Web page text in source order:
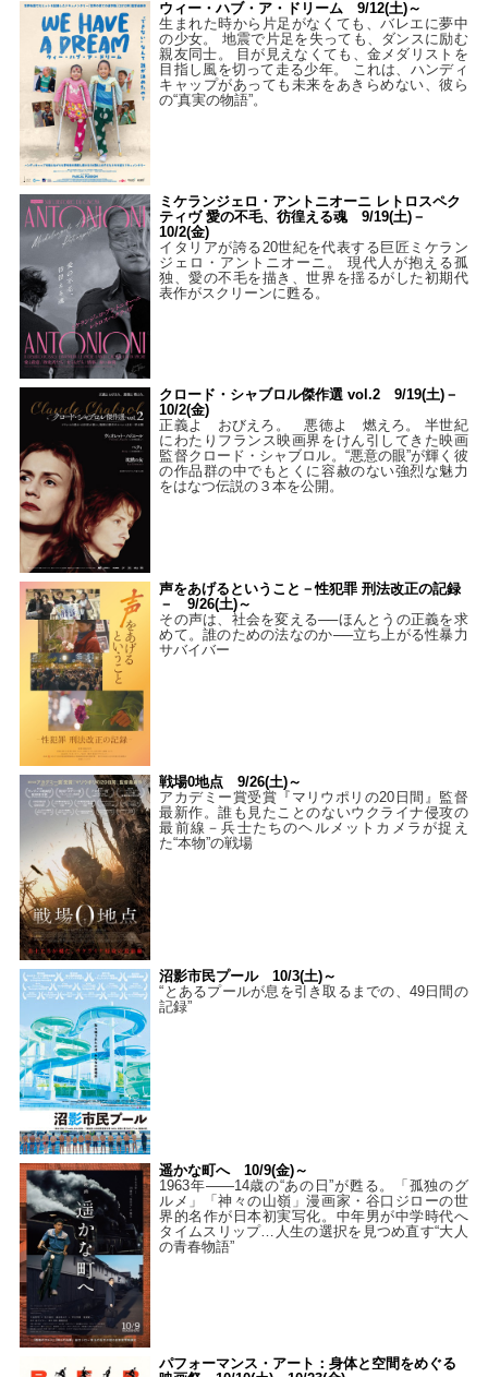
ウィー・ハブ・ア・ドリーム 9/12(土)～
生まれた時から片足がなくても、バレエに夢中
の少女。 地震で片足を失っても、ダンスに励む
親友同士。 目が見えなくても、金メダリストを
目指し風を切って走る少年。 これは、ハンディ
キャップがあっても未来をあきらめない、彼ら
の“真実の物語”。
ミケランジェロ・アントニオーニ レトロスペク
ティヴ 愛の不毛、彷徨える魂 9/19(土)－
10/2(金)
イタリアが誇る20世紀を代表する巨匠ミケラン
ジェロ・アントニオーニ。 現代人が抱える孤
独、愛の不毛を描き、世界を揺るがした初期代
表作がスクリーンに甦る。
クロード・シャブロル傑作選 vol.2 9/19(土)－
10/2(金)
正義よ おびえろ。 悪徳よ 燃えろ。 半世紀
にわたりフランス映画界をけん引してきた映画
監督クロード・シャブロル。“悪意の眼”が輝く彼
の作品群の中でもとくに容赦のない強烈な魅力
をはなつ伝説の３本を公開。
声をあげるということ－性犯罪 刑法改正の記録
－ 9/26(土)～
その声は、社会を変える──ほんとうの正義を求
めて。誰のための法なのか──立ち上がる性暴力
サバイバー
戦場0地点 9/26(土)～
アカデミー賞受賞『マリウポリの20日間』監督
最新作。誰も見たことのないウクライナ侵攻の
最前線－兵士たちのヘルメットカメラが捉え
た“本物”の戦場
沼影市民プール 10/3(土)～
“とあるプールが息を引き取るまでの、49日間の
記録”
遥かな町へ 10/9(金)～
1963年――14歳の“あの日”が甦る。「孤独のグ
ルメ」「神々の山嶺」漫画家・谷口ジローの世
界的名作が日本初実写化。中年男が中学時代へ
タイムスリップ…人生の選択を見つめ直す“大人
の青春物語”
パフォーマンス・アート：身体と空間をめぐる